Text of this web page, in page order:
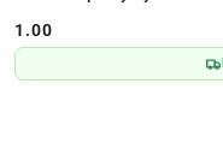
Cena:
1.00